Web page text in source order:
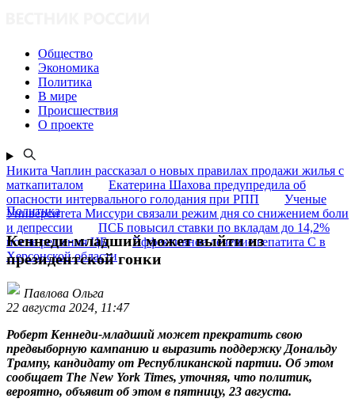
Общество
Экономика
Политика
В мире
Происшествия
О проекте
Никита Чаплин рассказал о новых правилах продажи жилья с
маткапиталом
Екатерина Шахова предупредила об
опасности интервального голодания при РПП
Ученые
Университета Миссури связали режим дня со снижением боли
и депрессии
ПСБ повысил ставки по вкладам до 14,2%
после решения ЦБ
Эффективное лечение гепатита C в
Херсонской области
Политика
Кеннеди-младший может выйти из
президентской гонки
Павлова Ольга
22 августа 2024, 11:47
Роберт Кеннеди-младший может прекратить свою
предвыборную кампанию и выразить поддержку Дональду
Трампу, кандидату от Республиканской партии. Об этом
сообщает The New York Times, уточняя, что политик,
вероятно, объявит об этом в пятницу, 23 августа.